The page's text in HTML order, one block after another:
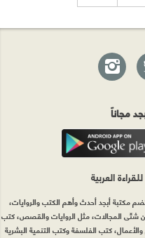
مجاناً
العربية
مكتبة أبجد أحدث وأهم الكتب والروايات،
من شتّى المجالات، مثل الروايات والقصص، كتب
كتب الفلسفة وكتب التنمية البشرية